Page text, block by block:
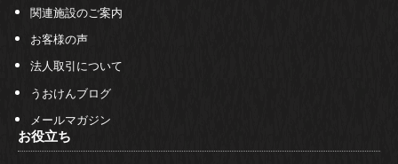
関連施設のご案内
お客様の声
法人取引について
うおけんブログ
メールマガジン
お役立ち